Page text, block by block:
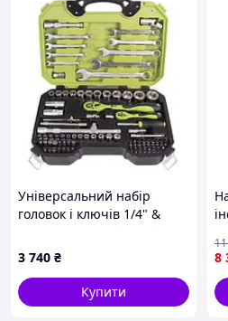
Універсальний набір
головок і ключів 1/4" &
(TS-82)
3 740 ₴
Купити
8